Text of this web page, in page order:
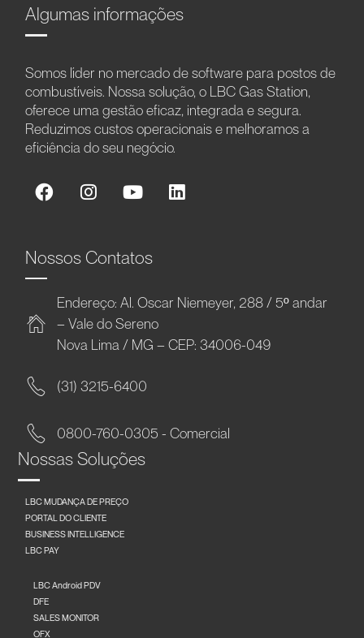
Algumas informações
Somos líder no mercado de software para postos de
combustíveis. Nossa solução, o LBC Gas Station,
oferece uma gestão eficaz, integrada e segura.
Reduzimos custos operacionais e melhoramos a
eficiência do seu negócio.
Nossos Contatos
Endereço: Al. Oscar Niemeyer, 288 / 5º andar
– Vale do Sereno
Nova Lima / MG – CEP: 34006-049
(31) 3215-6400
0800-760-0305 - Comercial
Nossas Soluções
LBC MUDANÇA DE PREÇO
PORTAL DO CLIENTE
BUSINESS INTELLIGENCE
LBC PAY
LBC Android PDV
DFE
SALES MONITOR
OFX